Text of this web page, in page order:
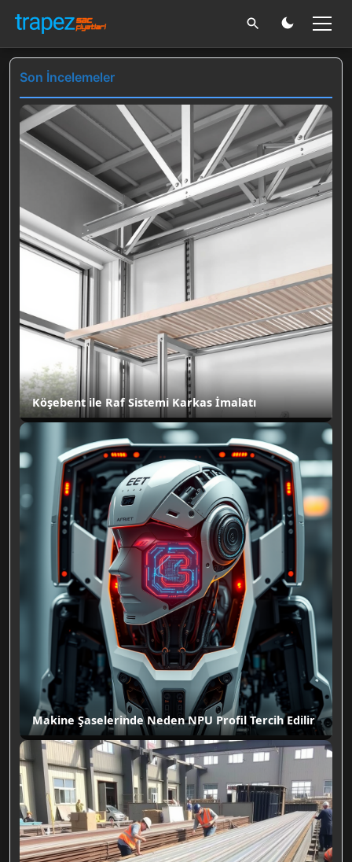
Son İncelemeler
Köşebent ile Raf Sistemi Karkas İmalatı
Makine Şaselerinde Neden NPU Profil Tercih Edilir